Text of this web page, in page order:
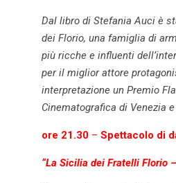
Dal libro di Stefania Auci è
dei Florio, una famiglia di
più ricche e influenti
per il miglior attore
interpretazione un Premio
Cinematografica di Venezia
ore 21.30 – Spettacolo di
“La Sicilia dei Fratelli Florio –